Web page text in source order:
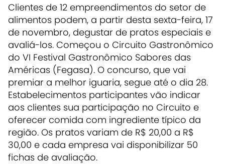
Clientes de 12 empreendimentos do setor de
alimentos podem, a partir desta sexta-feira, 17
de novembro, degustar de pratos especiais e
avaliá-los. Começou o Circuito Gastronômico
do VI Festival Gastronômico Sabores das
Américas (Fegasa). O concurso, que vai
premiar a melhor iguaria, segue até o dia 28.
Estabelecimentos participantes vão indicar
aos clientes sua participação no Circuito e
oferecer comida com ingrediente típico da
região. Os pratos variam de R$ 20,00 a R$
30,00 e cada empresa vai disponibilizar 50
fichas de avaliação.